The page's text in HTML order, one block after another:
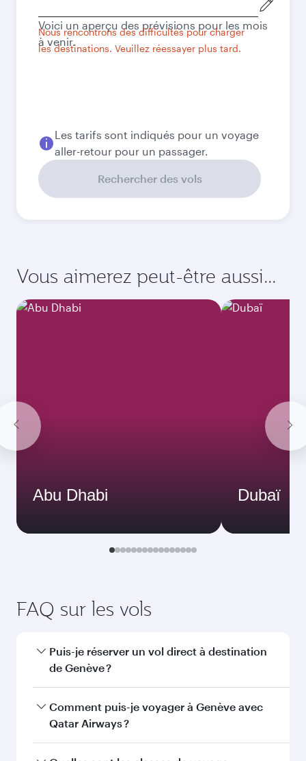
de
départ
Nous rencontrons des difficultés pour charger
les destinations. Veuillez réessayer plus tard.
Voici un aperçu des prévisions pour les mois
à venir.
Les tarifs sont indiqués pour un voyage
aller-retour pour un passager.
Rechercher des vols
Vous aimerez peut-être aussi...
Abu Dhabi Dubaï
FAQ sur les vols
Puis-je réserver un vol direct à destination
de Genève ?
Oui, Qatar Airways opère des vols directs vers
Genève. Recherchez les vols depuis notre page
Comment puis-je voyager à Genève avec
Qatar Airways ?